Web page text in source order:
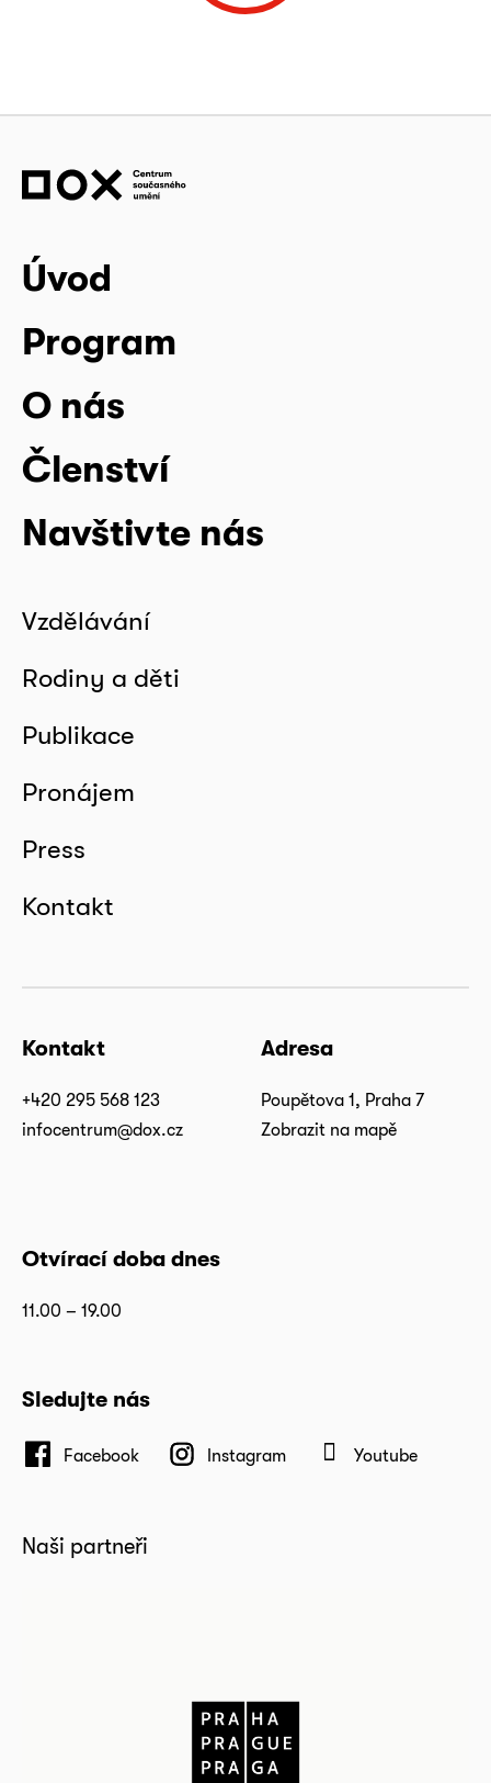
Úvod
Program
O nás
Členství
Navštivte nás
Vzdělávání
Rodiny a děti
Publikace
Pronájem
Press
Kontakt
Kontakt
+420 295 568 123
infocentrum@dox.cz
Adresa
Poupětova 1, Praha 7
Zobrazit na mapě
Otvírací doba dnes
11.00 – 19.00
Sledujte nás
Facebook Instagram Youtube
Naši partneři